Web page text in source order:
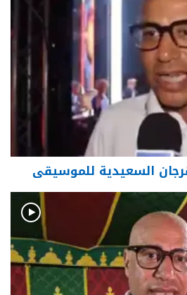
السعيدية للموسيقى